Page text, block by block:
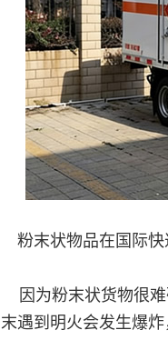
粉末状物品在国际快
因为粉末状货物很难
末遇到明火会发生爆炸